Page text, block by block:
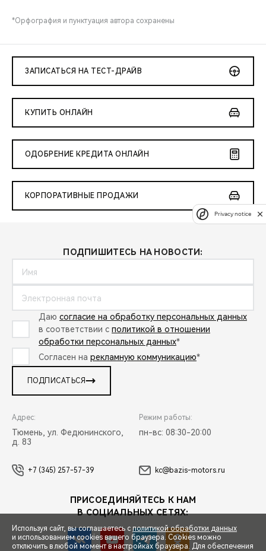
*Орфография и пунктуация автора сохранены
ЗАПИСАТЬСЯ НА ТЕСТ-ДРАЙВ
КУПИТЬ ОНЛАЙН
ОДОБРЕНИЕ КРЕДИТА ОНЛАЙН
КОРПОРАТИВНЫЕ ПРОДАЖИ
ПОДПИШИТЕСЬ НА НОВОСТИ:
Даю согласие на обработку персональных данных
в соответствии с политикой в отношении
обработки персональных данных*
Согласен на рекламную коммуникацию*
ПОДПИСАТЬСЯ
Адрес:
Тюмень, ул. Федюнинского,
д. 83
Режим работы:
пн-вс: 08:30-20:00
+7 (345) 257-57-39 kc@bazis-motors.ru
ПРИСОЕДИНЯЙТЕСЬ К НАМ
В СОЦИАЛЬНЫХ СЕТЯХ:
Используя сайт, вы соглашаетесь с политикой обработки данных
и использованием cookies вашего браузера. Cookies можно
отключить в любой момент в настройках браузера. Для обеспечения
Privacy notice